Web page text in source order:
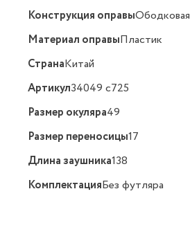
Конструкция оправыОбодковая
Материал оправыПластик
СтранаКитай
Артикул34049 c725
Размер окуляра49
Размер переносицы17
Длина заушника138
КомплектацияБез футляра